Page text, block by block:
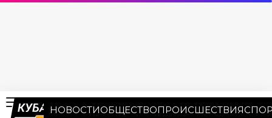
НОВОСТИОБЩЕСТВОПРОИСШЕСТВИЯ